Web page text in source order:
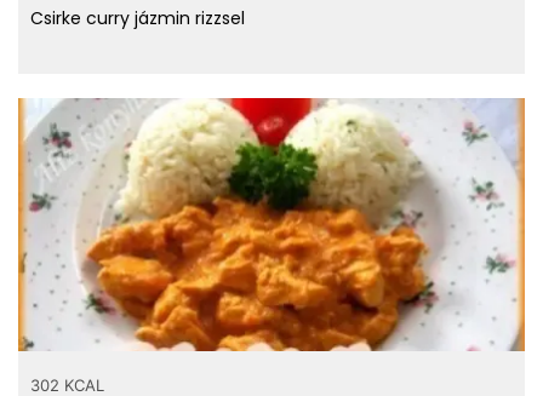
Csirke curry jázmin rizzsel
302 KCAL